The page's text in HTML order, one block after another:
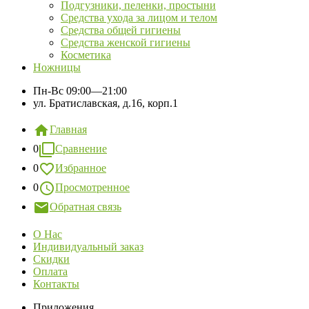
Подгузники, пеленки, простыни
Средства ухода за лицом и телом
Средства общей гигиены
Средства женской гигиены
Косметика
Ножницы
Пн-Вс 09:00—21:00
ул. Братиславская, д.16, корп.1
Главная
0
Сравнение
0
Избранное
0
Просмотренное
Обратная связь
О Нас
Индивидуальный заказ
Скидки
Оплата
Контакты